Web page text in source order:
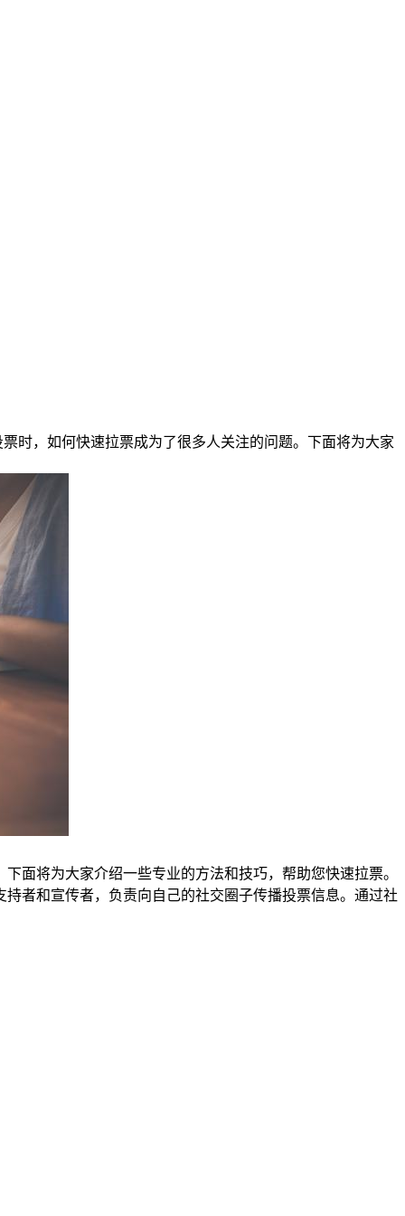
时，如何快速拉票成为了很多人关注的问题。下面将为大家
面将为大家介绍一些专业的方法和技巧，帮助您快速拉票。
者和宣传者，负责向自己的社交圈子传播投票信息。通过社